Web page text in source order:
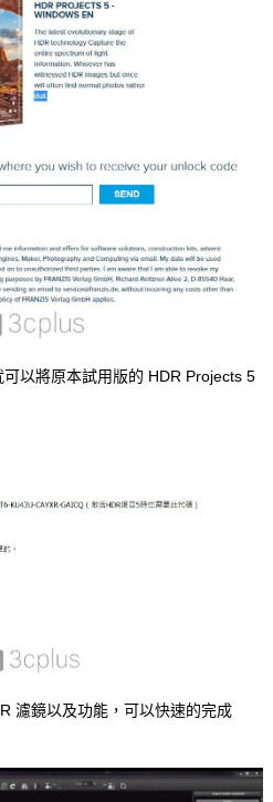
以將原本試用版的 HDR Projects 5
濾鏡以及功能，可以快速的完成